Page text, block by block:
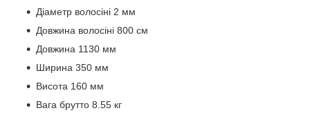
Діаметр волосіні 2 мм
Довжина волосіні 800 см
Довжина 1130 мм
Ширина 350 мм
Висота 160 мм
Вага брутто 8.55 кг